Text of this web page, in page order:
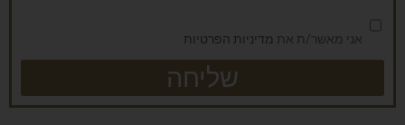
אני מאשר/ת את מדיניות הפרטיות
שליחה